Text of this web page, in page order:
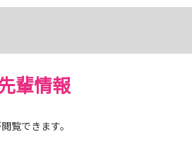
輩情報
覧できます。